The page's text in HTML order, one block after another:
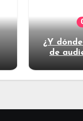
¿Y
de